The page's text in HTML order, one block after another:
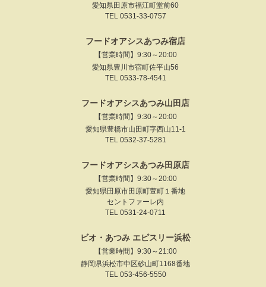
愛知県田原市福江町堂前60
TEL 0531-33-0757
フードオアシスあつみ宿店
【営業時間】9:30～20:00
愛知県豊川市宿町佐平山56
TEL 0533-78-4541
フードオアシスあつみ山田店
【営業時間】9:30～20:00
愛知県豊橋市山田町字西山11-1
TEL 0532-37-5281
フードオアシスあつみ田原店
【営業時間】9:30～20:00
愛知県田原市田原町萱町１番地
セントファーレ内
TEL 0531-24-0711
ビオ・あつみ エピスリー浜松
【営業時間】9:30～21:00
静岡県浜松市中区砂山町1168番地
TEL 053-456-5550